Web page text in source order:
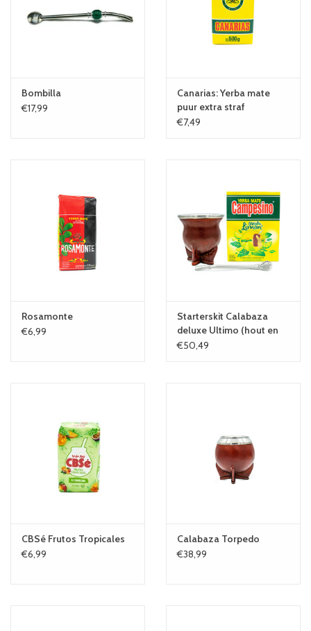
Bombilla
€17,99
Canarias: Yerba mate
puur extra straf
€7,49
Rosamonte
€6,99
Starterskit Calabaza
deluxe Ultimo (hout en
leer)
€50,49
CBSé Frutos Tropicales
€6,99
Calabaza Torpedo
€38,99